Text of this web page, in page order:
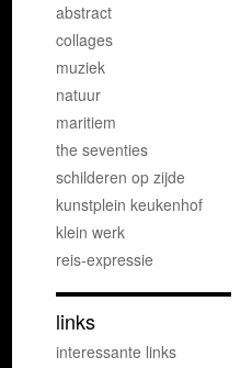
abstract
collages
muziek
natuur
maritiem
the seventies
schilderen op zijde
kunstplein keukenhof
klein werk
reis-expressie
links
interessante links